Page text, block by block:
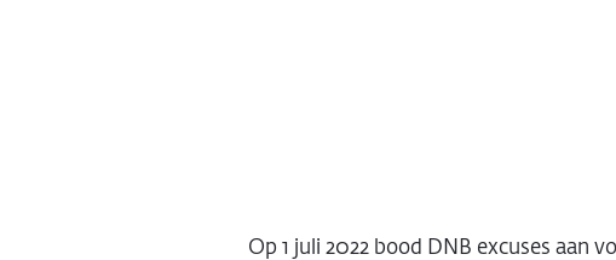
Op 1 juli 2022 bood DNB excuses aan